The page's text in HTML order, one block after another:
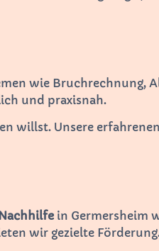
wie Bruchrechnung,
und praxisnah.
willst. Unsere
in Germersheim
wir gezielte